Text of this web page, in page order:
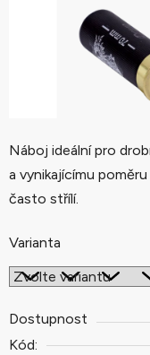
Náboj ideální pro
a vynikajícímu
často střílí.
Varianta
Dostupnost
Kód: